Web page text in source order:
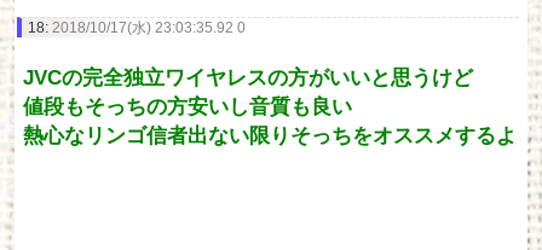
18: 2018/10/17(水) 23:03:35.92 0
JVCの完全独立ワイヤレスの方がいいと思うけど
値段もそっちの方安いし音質も良い
熱心なリンゴ信者出ない限りそっちをオススメするよ